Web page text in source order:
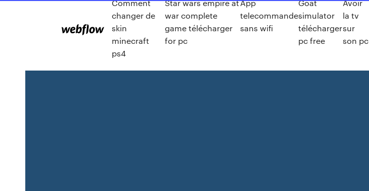
Comment
changer de
skin
minecraft
ps4
Star wars empire at
war complete
game télécharger
for pc
App
telecommande
sans wifi
Goat
simulator
télécharger
pc free
Avoir
la tv
sur
son pc